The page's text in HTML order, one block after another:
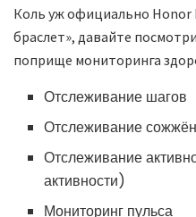
Коль уж официально Honor
браслет», давайте
поприще мониторинга
Отслеживание шагов
Отслеживание
Отслеживание
активности)
Мониторинг пульса